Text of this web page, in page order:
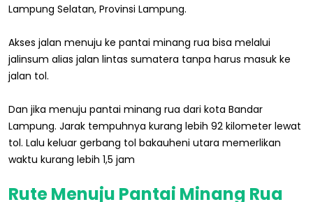
Lampung Selatan, Provinsi Lampung.
Akses jalan menuju ke pantai minang rua bisa melalui
jalinsum alias jalan lintas sumatera tanpa harus masuk ke
jalan tol.
Dan jika menuju pantai minang rua dari kota Bandar
Lampung. Jarak tempuhnya kurang lebih 92 kilometer lewat
tol. Lalu keluar gerbang tol bakauheni utara memerlikan
waktu kurang lebih 1,5 jam
Rute Menuju Pantai Minang Rua